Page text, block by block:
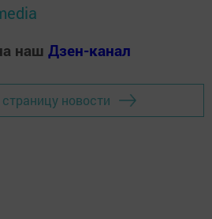
наш Дзен-канал
новости